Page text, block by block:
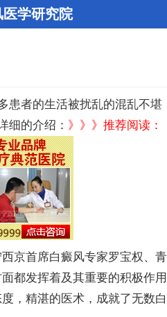
学研究院
者的生活被扰乱的混乱不
细的介绍： 》》》推荐阅读：
首席白癜风专家罗宝权、
都发挥着及其重要的积极作
，精湛的医术，成就了无数白